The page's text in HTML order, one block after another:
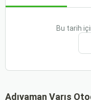
Bu tarih
Adıyaman Varış